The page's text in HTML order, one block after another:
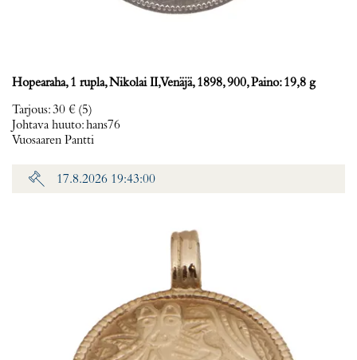
Hopearaha, 1 rupla, Nikolai II, Venäjä, 1898, 900, Paino: 19,8 g
Tarjous:30 € (5)
Johtava huuto:hans76
Vuosaaren Pantti
17.8.2026 19:43:00